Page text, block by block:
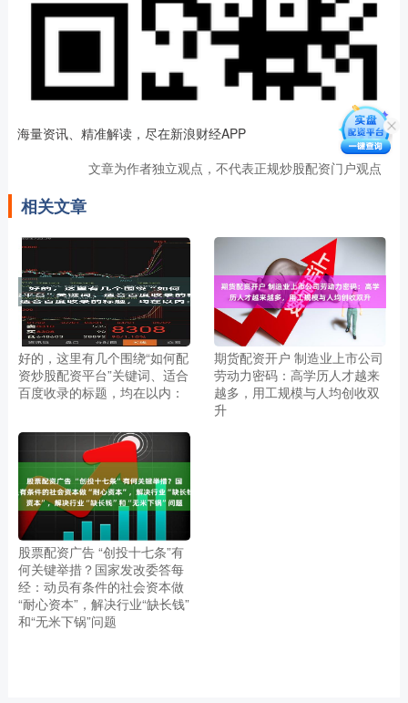
海量资讯、精准解读，尽在新浪财经APP
文章为作者独立观点，不代表正规炒股配资门户观点
相关文章
好的，这里有几个围绕“如何配
资炒股配资平台”关键词、适合
百度收录的标题，均在以内：
期货配资开户 制造业上市公司
劳动力密码：高学历人才越来
越多，用工规模与人均创收双
升
股票配资广告 “创投十七条”有
何关键举措？国家发改委答每
经：动员有条件的社会资本做
“耐心资本”，解决行业“缺长钱”
和“无米下锅”问题